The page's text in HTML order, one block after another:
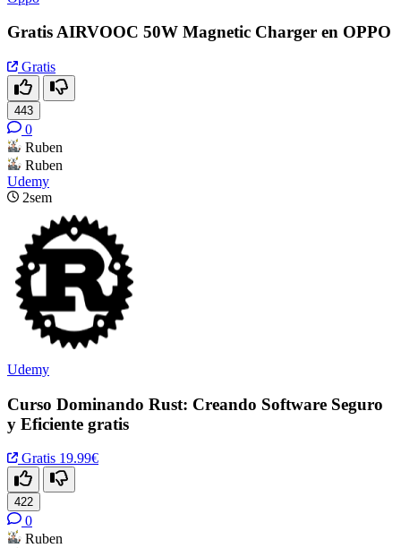
Gratis AIRVOOC 50W Magnetic Charger en OPPO
Gratis
443
0
Ruben
Ruben
Udemy
2sem
Udemy
Curso Dominando Rust: Creando Software Seguro
y Eficiente gratis
Gratis 19.99€
422
0
Ruben